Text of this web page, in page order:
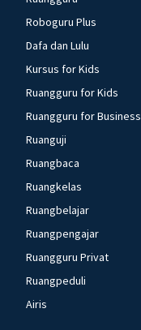
Roboguru Plus
Dafa dan Lulu
Kursus for Kids
Ruangguru for Kids
Ruangguru for Business
Ruanguji
Ruangbaca
Ruangkelas
Ruangbelajar
Ruangpengajar
Ruangguru Privat
Ruangpeduli
Airis